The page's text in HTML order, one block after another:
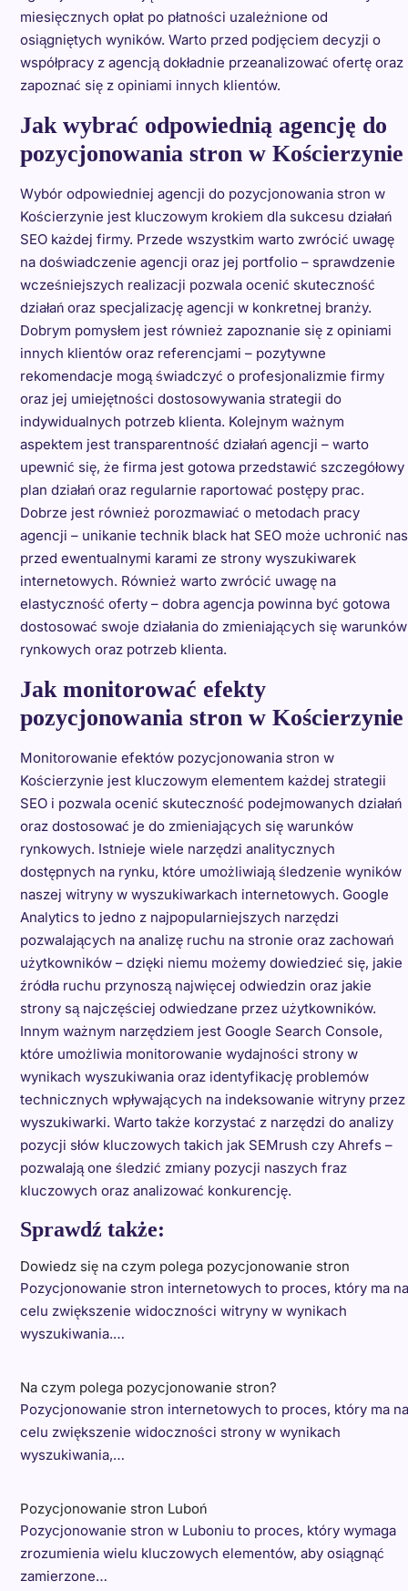
miesięcznych opłat po płatności uzależnione od
osiągniętych wyników. Warto przed podjęciem decyzji o
współpracy z agencją dokładnie przeanalizować ofertę oraz
zapoznać się z opiniami innych klientów.
Jak wybrać odpowiednią agencję do
pozycjonowania stron w Kościerzynie
Wybór odpowiedniej agencji do pozycjonowania stron w
Kościerzynie jest kluczowym krokiem dla sukcesu działań
SEO każdej firmy. Przede wszystkim warto zwrócić uwagę
na doświadczenie agencji oraz jej portfolio – sprawdzenie
wcześniejszych realizacji pozwala ocenić skuteczność
działań oraz specjalizację agencji w konkretnej branży.
Dobrym pomysłem jest również zapoznanie się z opiniami
innych klientów oraz referencjami – pozytywne
rekomendacje mogą świadczyć o profesjonalizmie firmy
oraz jej umiejętności dostosowywania strategii do
indywidualnych potrzeb klienta. Kolejnym ważnym
aspektem jest transparentność działań agencji – warto
upewnić się, że firma jest gotowa przedstawić szczegółowy
plan działań oraz regularnie raportować postępy prac.
Dobrze jest również porozmawiać o metodach pracy
agencji – unikanie technik black hat SEO może uchronić nas
przed ewentualnymi karami ze strony wyszukiwarek
internetowych. Również warto zwrócić uwagę na
elastyczność oferty – dobra agencja powinna być gotowa
dostosować swoje działania do zmieniających się warunków
rynkowych oraz potrzeb klienta.
Jak monitorować efekty
pozycjonowania stron w Kościerzynie
Monitorowanie efektów pozycjonowania stron w
Kościerzynie jest kluczowym elementem każdej strategii
SEO i pozwala ocenić skuteczność podejmowanych działań
oraz dostosować je do zmieniających się warunków
rynkowych. Istnieje wiele narzędzi analitycznych
dostępnych na rynku, które umożliwiają śledzenie wyników
naszej witryny w wyszukiwarkach internetowych. Google
Analytics to jedno z najpopularniejszych narzędzi
pozwalających na analizę ruchu na stronie oraz zachowań
użytkowników – dzięki niemu możemy dowiedzieć się, jakie
źródła ruchu przynoszą najwięcej odwiedzin oraz jakie
strony są najczęściej odwiedzane przez użytkowników.
Innym ważnym narzędziem jest Google Search Console,
które umożliwia monitorowanie wydajności strony w
wynikach wyszukiwania oraz identyfikację problemów
technicznych wpływających na indeksowanie witryny przez
wyszukiwarki. Warto także korzystać z narzędzi do analizy
pozycji słów kluczowych takich jak SEMrush czy Ahrefs –
pozwalają one śledzić zmiany pozycji naszych fraz
kluczowych oraz analizować konkurencję.
Sprawdź także:
Dowiedz się na czym polega pozycjonowanie stron
Pozycjonowanie stron internetowych to proces, który ma na
celu zwiększenie widoczności witryny w wynikach
wyszukiwania.…
Na czym polega pozycjonowanie stron?
Pozycjonowanie stron internetowych to proces, który ma na
celu zwiększenie widoczności strony w wynikach
wyszukiwania,…
Pozycjonowanie stron Luboń
Pozycjonowanie stron w Luboniu to proces, który wymaga
zrozumienia wielu kluczowych elementów, aby osiągnąć
zamierzone…